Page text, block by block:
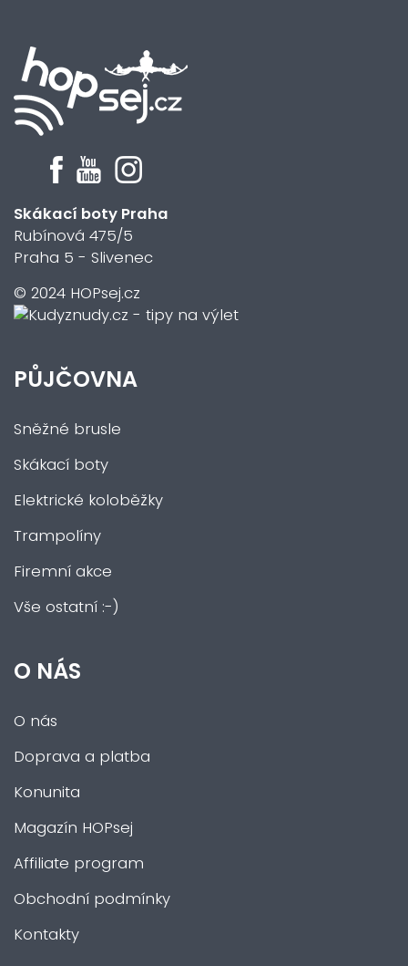
Skákací boty Praha
Rubínová 475/5
Praha 5 - Slivenec
© 2024 HOPsej.cz
PŮJČOVNA
Sněžné brusle
Skákací boty
Elektrické koloběžky
Trampolíny
Firemní akce
Vše ostatní :-)
O NÁS
O nás
Doprava a platba
Konunita
Magazín HOPsej
Affiliate program
Obchodní podmínky
Kontakty